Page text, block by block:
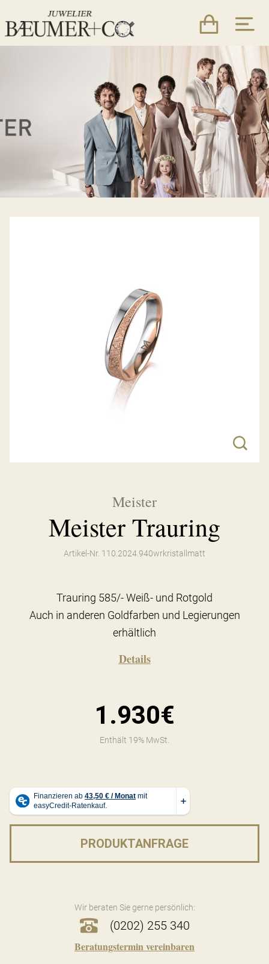
Meister
Meister Trauring
Artikel-Nr. 110.2024.940wrkristallmatt
Trauring 585/- Weiß- und Rotgold
Auch in anderen Goldfarben und Legierungen
erhältlich
Details
1.930€
Enthält 19% MwSt.
PRODUKTANFRAGE
Wir beraten Sie gerne persönlich:
(0202) 255 340
Beratungstermin vereinbaren